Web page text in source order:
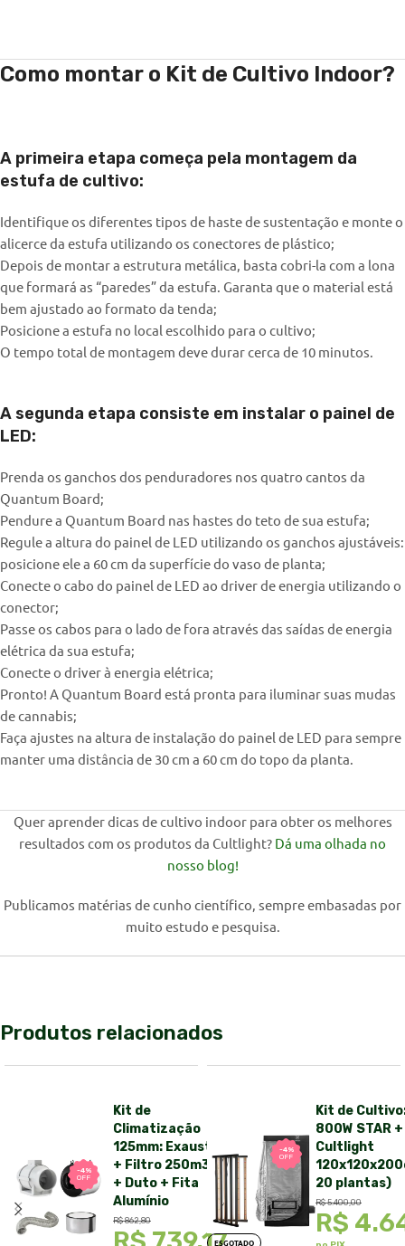
Como montar o Kit de Cultivo Indoor?
A primeira etapa começa pela montagem da
estufa de cultivo:
Identifique os diferentes tipos de haste de sustentação e monte o
alicerce da estufa utilizando os conectores de plástico;
Depois de montar a estrutura metálica, basta cobri-la com a lona
que formará as “paredes” da estufa. Garanta que o material está
bem ajustado ao formato da tenda;
Posicione a estufa no local escolhido para o cultivo;
O tempo total de montagem deve durar cerca de 10 minutos.
A segunda etapa consiste em instalar o painel de
LED:
Prenda os ganchos dos penduradores nos quatro cantos da
Quantum Board;
Pendure a Quantum Board nas hastes do teto de sua estufa;
Regule a altura do painel de LED utilizando os ganchos ajustáveis:
posicione ele a 60 cm da superfície do vaso de planta;
Conecte o cabo do painel de LED ao driver de energia utilizando o
conector;
Passe os cabos para o lado de fora através das saídas de energia
elétrica da sua estufa;
Conecte o driver à energia elétrica;
Pronto! A Quantum Board está pronta para iluminar suas mudas
de cannabis;
Faça ajustes na altura de instalação do painel de LED para sempre
manter uma distância de 30 cm a 60 cm do topo da planta.
Quer aprender dicas de cultivo indoor para obter os melhores
resultados com os produtos da Cultlight? Dá uma olhada no
nosso blog!
Publicamos matérias de cunho científico, sempre embasadas por
muito estudo e pesquisa.
Produtos relacionados
-4%
OFF
Kit de
Climatização
125mm: Exaustor
+ Filtro 250m3/h
+ Duto + Fita
Alumínio
R$862,80
ESGOTADO
-4%
OFF
Kit de
800W STAR
Cultlight
20 plantas)
R$5.400,00
R$